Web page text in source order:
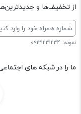
از تخفیف‌ها و
نمونه: 09121231234
ما را در شبکه های